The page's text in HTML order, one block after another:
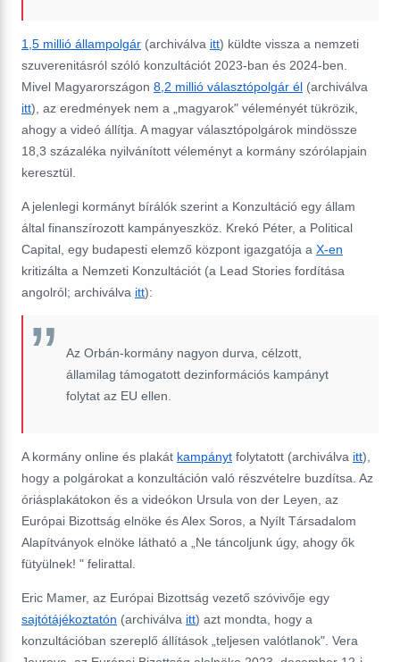
1,5 millió állampolgár (archiválva itt) küldte vissza a nemzeti
szuverenitásról szóló konzultációt 2023-ban és 2024-ben.
Mivel Magyarországon 8,2 millió választópolgár él (archiválva
itt), az eredmények nem a „magyarok" véleményét tükrözik,
ahogy a videó állítja. A magyar választópolgárok mindössze
18,3 százaléka nyilvánított véleményt a kormány szórólapjain
keresztül.
A jelenlegi kormányt bírálók szerint a Konzultáció egy állam
által finanszírozott kampányeszköz. Krekó Péter, a Political
Capital, egy budapesti elemző központ igazgatója a X-en
kritizálta a Nemzeti Konzultációt (a Lead Stories fordítása
angolról; archiválva itt):
Az Orbán-kormány nagyon durva, célzott,
államilag támogatott dezinformációs kampányt
folytat az EU ellen.
A kormány online és plakát kampányt folytatott (archiválva itt),
hogy a polgárokat a konzultáción való részvételre buzdítsa. Az
óriásplakátokon és a videókon Ursula von der Leyen, az
Európai Bizottság elnöke és Alex Soros, a Nyílt Társadalom
Alapítványok elnöke látható a „Ne táncoljunk úgy, ahogy ők
fütyülnek! " felirattal.
Eric Mamer, az Európai Bizottság vezető szóvivője egy
sajtótájékoztatón (archiválva itt) azt mondta, hogy a
konzultációban szereplő állítások „teljesen valótlanok". Vera